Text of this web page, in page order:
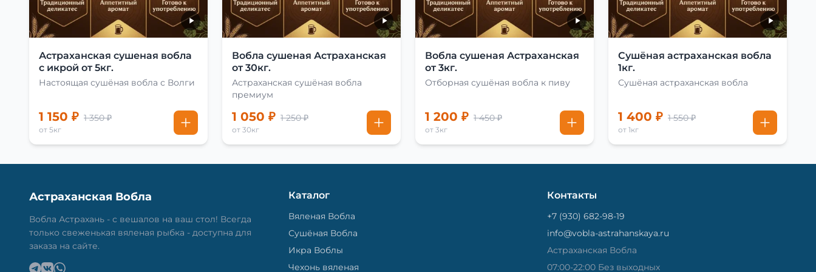
Астраханская сушеная вобла
с икрой от 5кг.
Настоящая сушёная вобла с Волги
1 150 ₽ 1 350 ₽
от 5кг
Вобла сушеная Астраханская
от 30кг.
Астраханская сушёная вобла
премиум
1 050 ₽ 1 250 ₽
от 30кг
Вобла сушеная Астраханская
от 3кг.
Отборная сушёная вобла к пиву
1 200 ₽ 1 450 ₽
от 3кг
Сушёная астраханская вобла
1кг.
Сушёная астраханская вобла
1 400 ₽ 1 550 ₽
от 1кг
Астраханская Вобла
Вобла Астрахань - с вешалов на ваш стол! Всегда
только свеженькая вяленая рыбка - доступна для
заказа на сайте.
Каталог
Вяленая Вобла
Сушёная Вобла
Икра Воблы
Чехонь вяленая
Контакты
+7 (930) 682-98-19
info@vobla-astrahanskaya.ru
Астраханская Вобла
07:00-22:00 Без выходных